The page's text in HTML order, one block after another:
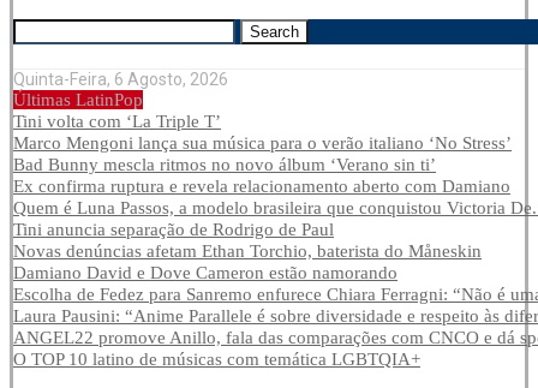
Search
Quinta-Feira, 6 Agosto, 2026
Últimas LatinPop
Tini volta com ‘La Triple T’
Marco Mengoni lança sua música para o verão italiano ‘No Stress’
Bad Bunny mescla ritmos no novo álbum ‘Verano sin ti’
Ex confirma ruptura e revela relacionamento aberto com Damiano
Quem é Luna Passos, a modelo brasileira que conquistou Victoria
Tini anuncia separação de Rodrigo de Paul
Novas denúncias afetam Ethan Torchio, baterista do Måneskin
Damiano David e Dove Cameron estão namorando
Escolha de Fedez para Sanremo enfurece Chiara Ferragni: “Não é
Laura Pausini: “Anime Parallele é sobre diversidade e respeito às
ANGEL22 promove Anillo, fala das comparações com CNCO e dá
O TOP 10 latino de músicas com temática LGBTQIA+